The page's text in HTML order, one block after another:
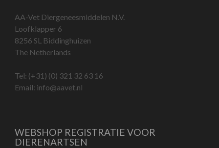
AA-Vet Diergeneesmiddelen N.V.
Loofklapper 6
8256 SL Biddinghuizen
The Netherlands
Tel: (+31) (0) 321 32 63 16
Email: info@aavet.nl
WEBSHOP REGISTRATIE VOOR
DIERENARTSEN